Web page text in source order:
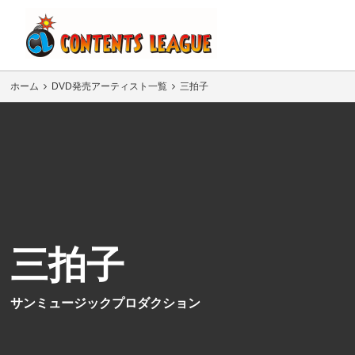
ホーム DVD発売アーティスト一覧 三拍子
三拍子
サンミュージックプロダクション